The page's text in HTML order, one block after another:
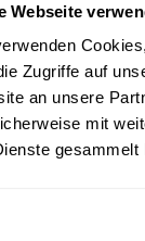
Webseite
Zugriffe auf
an unsere
mit
gesammelt